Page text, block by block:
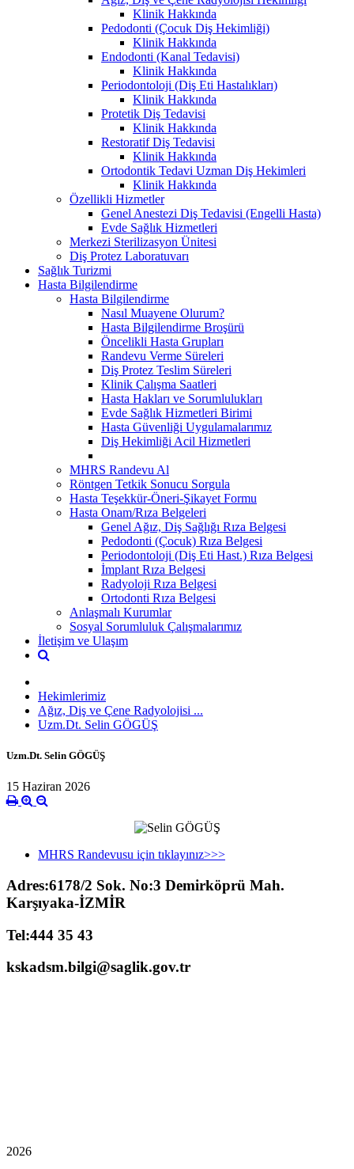
Klinik Hakkında
Pedodonti (Çocuk Diş Hekimliği)
Klinik Hakkında
Endodonti (Kanal Tedavisi)
Klinik Hakkında
Periodontoloji (Diş Eti Hastalıkları)
Klinik Hakkında
Protetik Diş Tedavisi
Klinik Hakkında
Restoratif Diş Tedavisi
Klinik Hakkında
Ortodontik Tedavi Uzman Diş Hekimleri
Klinik Hakkında
Özellikli Hizmetler
Genel Anestezi Diş Tedavisi (Engelli Hasta)
Evde Sağlık Hizmetleri
Merkezi Sterilizasyon Ünitesi
Diş Protez Laboratuvarı
Sağlık Turizmi
Hasta Bilgilendirme
Hasta Bilgilendirme
Nasıl Muayene Olurum?
Hasta Bilgilendirme Broşürü
Öncelikli Hasta Grupları
Randevu Verme Süreleri
Diş Protez Teslim Süreleri
Klinik Çalışma Saatleri
Hasta Hakları ve Sorumlulukları
Evde Sağlık Hizmetleri Birimi
Hasta Güvenliği Uygulamalarımız
Diş Hekimliği Acil Hizmetleri
MHRS Randevu Al
Röntgen Tetkik Sonucu Sorgula
Hasta Teşekkür-Öneri-Şikayet Formu
Hasta Onam/Rıza Belgeleri
Genel Ağız, Diş Sağlığı Rıza Belgesi
Pedodonti (Çocuk) Rıza Belgesi
Periodontoloji (Diş Eti Hast.) Rıza Belgesi
İmplant Rıza Belgesi
Radyoloji Rıza Belgesi
Ortodonti Rıza Belgesi
Anlaşmalı Kurumlar
Sosyal Sorumluluk Çalışmalarımız
İletişim ve Ulaşım
Hekimlerimiz
Ağız, Diş ve Çene Radyolojisi ...
Uzm.Dt. Selin GÖGÜŞ
Uzm.Dt. Selin GÖGÜŞ
15 Haziran 2026
MHRS Randevusu için tıklayınız>>>
Adres:6178/2 Sok. No:3 Demirköprü Mah.
Karşıyaka-İZMİR
Tel:444 35 43
kskadsm.bilgi@saglik.gov.tr
2026